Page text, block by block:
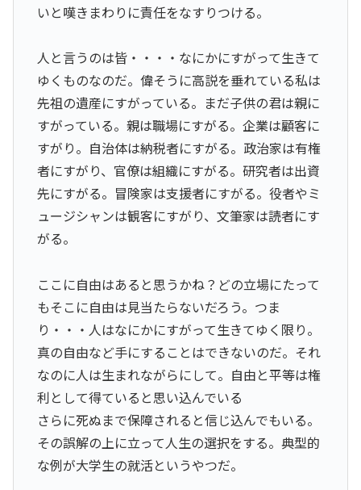
いと嘆きまわりに責任をなすりつける。
人と言うのは皆・・・・なにかにすがって生きて
ゆくものなのだ。偉そうに高説を垂れている私は
先祖の遺産にすがっている。まだ子供の君は親に
すがっている。親は職場にすがる。企業は顧客に
すがり。自治体は納税者にすがる。政治家は有権
者にすがり、官僚は組織にすがる。研究者は出資
先にすがる。冒険家は支援者にすがる。役者やミ
ュージシャンは観客にすがり、文筆家は読者にす
がる。
ここに自由はあると思うかね？どの立場にたって
もそこに自由は見当たらないだろう。つま
り・・・人はなにかにすがって生きてゆく限り。
真の自由など手にすることはできないのだ。それ
なのに人は生まれながらにして。自由と平等は権
利として得ていると思い込んでいる
さらに死ぬまで保障されると信じ込んでもいる。
その誤解の上に立って人生の選択をする。典型的
な例が大学生の就活というやつだ。